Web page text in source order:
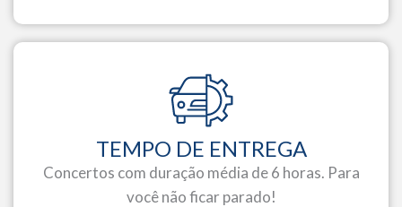
TEMPO DE ENTREGA
Concertos com duração média de 6 horas. Para
você não ficar parado!